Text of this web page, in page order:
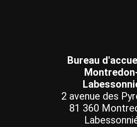
Bureau
2 avenue des
81 360